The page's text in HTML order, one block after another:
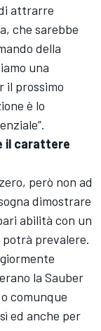
attrarre
che sarebbe
della
una
il prossimo
è lo
il carattere
però non ad
dimostrare
abilità con un
prevalere.
la Sauber
comunque
ed anche per